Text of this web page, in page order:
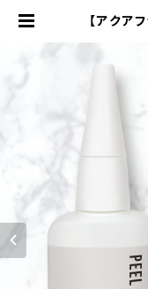
【アクア